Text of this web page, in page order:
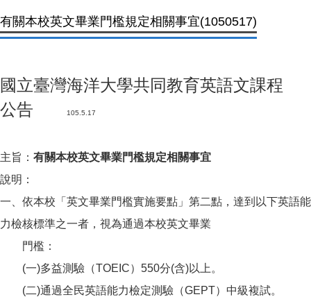
有關本校英文畢業門檻規定相關事宜(1050517)
國立臺灣海洋大學共同教育英語文課程
公告
105.5.17
主旨： 有關本校英文畢業門檻規定相關事宜
說明：
一、依本校「英文畢業門檻實施要點」第二點，達到以下英語能
力檢核標準之一者，視為通過本校英文畢業
門檻：
(一)多益測驗（TOEIC）550分(含)以上。
(二)通過全民英語能力檢定測驗（GEPT）中級複試。